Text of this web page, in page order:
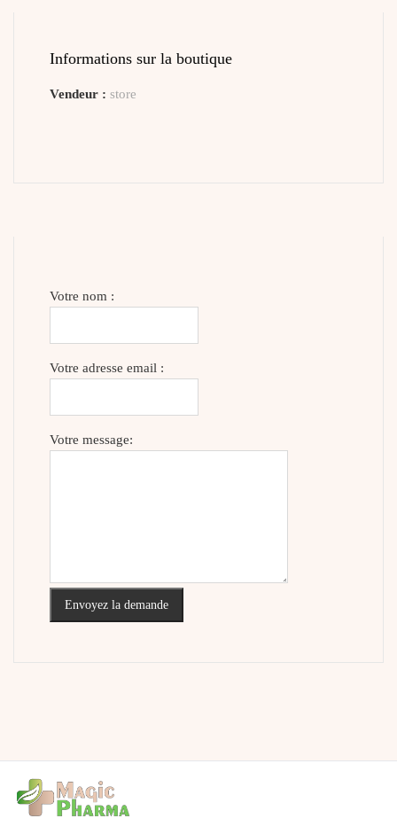
Informations sur la boutique
Vendeur : store
Votre nom :
Votre adresse email :
Votre message:
Envoyez la demande